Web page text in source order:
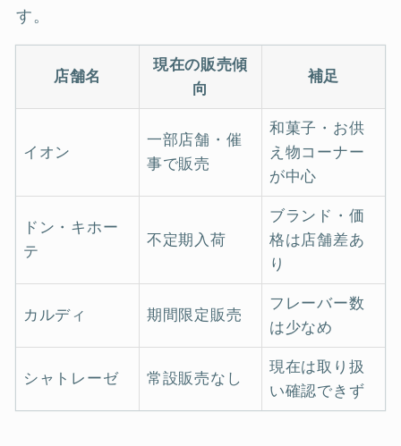
す。
店舗名
現在の販売傾
向
補足
イオン
一部店舗・催
事で販売
和菓子・お供
え物コーナー
が中心
ドン・キホー
テ
不定期入荷
ブランド・価
格は店舗差あ
り
カルディ 期間限定販売
フレーバー数
は少なめ
シャトレーゼ 常設販売なし
現在は取り扱
い確認できず